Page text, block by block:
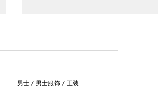
男士 男士服饰 正装